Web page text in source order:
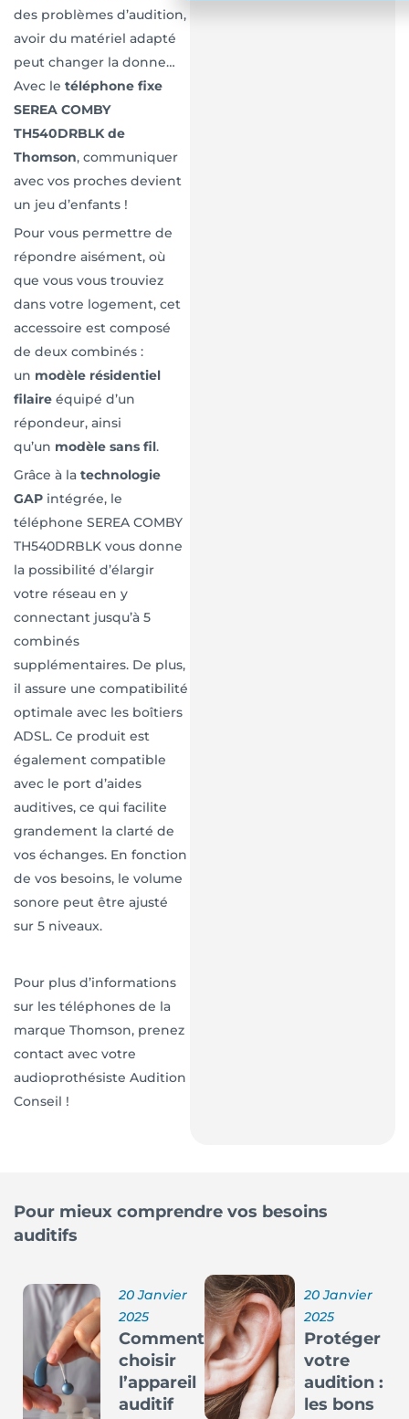
des problèmes d’audition,
avoir du matériel adapté
peut changer la donne…
Avec le téléphone fixe
SEREA COMBY
TH540DRBLK de
Thomson, communiquer
avec vos proches devient
un jeu d’enfants !
Pour vous permettre de
répondre aisément, où
que vous vous trouviez
dans votre logement, cet
accessoire est composé
de deux combinés :
un modèle résidentiel
filaire équipé d’un
répondeur, ainsi
qu’un modèle sans fil.
Grâce à la technologie
GAP intégrée, le
téléphone SEREA COMBY
TH540DRBLK vous donne
la possibilité d’élargir
votre réseau en y
connectant jusqu’à 5
combinés
supplémentaires. De plus,
il assure une compatibilité
optimale avec les boîtiers
ADSL. Ce produit est
également compatible
avec le port d’aides
auditives, ce qui facilite
grandement la clarté de
vos échanges. En fonction
de vos besoins, le volume
sonore peut être ajusté
sur 5 niveaux.
Pour plus d’informations
sur les téléphones de la
marque Thomson, prenez
contact avec votre
audioprothésiste Audition
Conseil !
Pour mieux comprendre vos besoins
auditifs
20 Janvier
2025
Comment
choisir
l’appareil
auditif
20 Janvier
2025
Protéger
votre
audition :
les bons